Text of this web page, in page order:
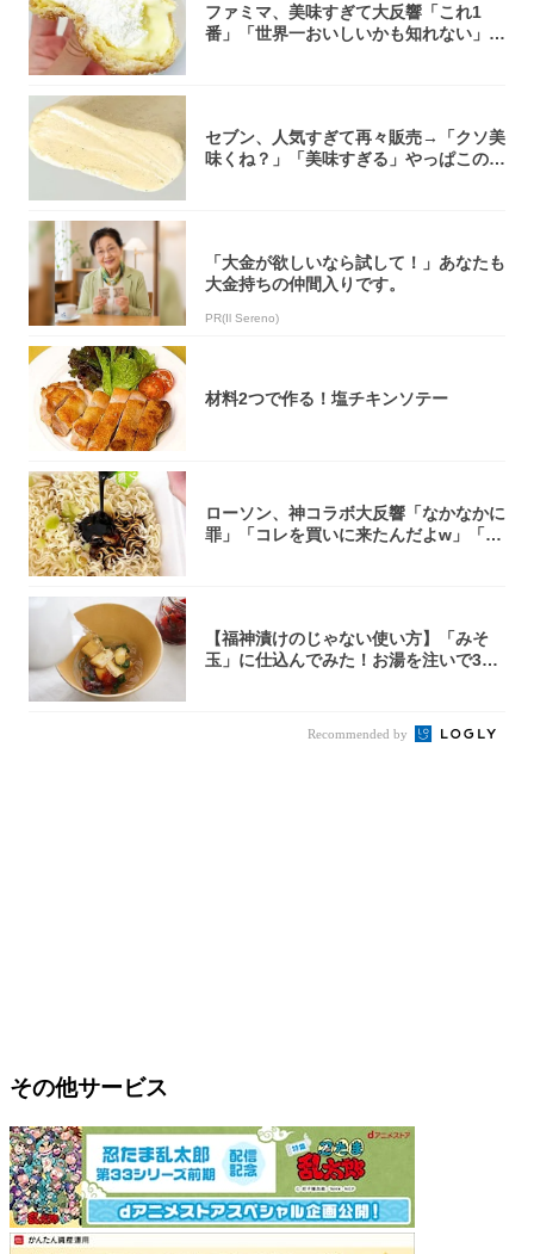
ファミマ、美味すぎて大反響「これ1
番」「世界一おいしいかも知れない」
セブン、人気すぎて再々販売→「クソ美
味くね？」「美味すぎる」やっぱこのク
「大金が欲しいなら試して！」あなたも
大金持ちの仲間入りです。
PR(Il Sereno)
材料2つで作る！塩チキンソテー
ローソン、神コラボ大反響「なかなかに
罪」「コレを買いに来たんだよw」「３
【福神漬けのじゃない使い方】「みそ
玉」に仕込んでみた！お湯を注いで30
Recommended by
その他サービス